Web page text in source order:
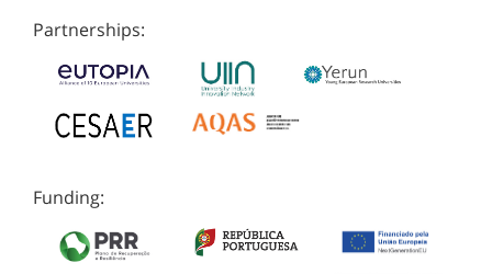
Partnerships:
Funding: